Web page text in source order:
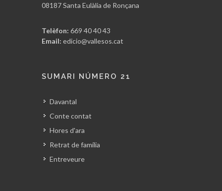
08187 Santa Eulàlia de Ronçana
Telèfon: 669 40 40 43
Email: edicio@vallesos.cat
SUMARI NÚMERO 21
Davantal
Conte contat
Hores d'ara
Retrat de família
Entreveure